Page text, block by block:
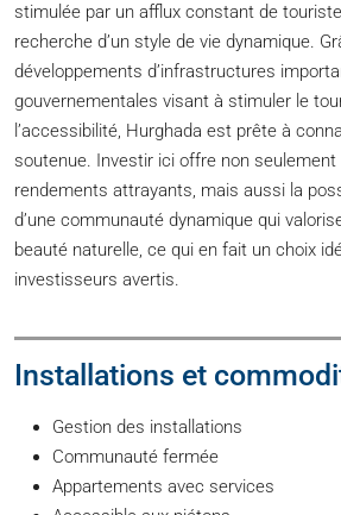
stimulée par un afflux constant de
recherche d’un style de vie dynamique.
développements d’infrastructures
gouvernementales visant à stimuler le
l’accessibilité, Hurghada est prête à
soutenue. Investir ici offre non
rendements attrayants, mais aussi la
d’une communauté dynamique qui
beauté naturelle, ce qui en fait un choix
investisseurs avertis.
Installations et
Gestion des installations
Communauté fermée
Appartements avec services